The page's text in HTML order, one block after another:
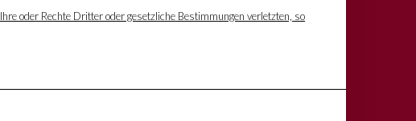
oder Rechte Dritter oder gesetzliche Bestimmungen verletzten, so